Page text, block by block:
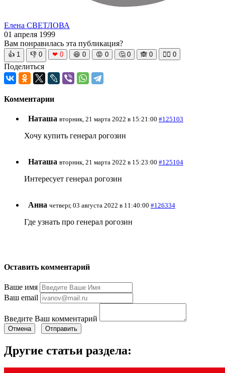
Елена СВЕТЛОВА
01 апреля 1999
Вам понравилась эта публикация?
👍 1 👎 0 ❤ 0 😆 0 😡 0 🤔 0 🙈 0 🧘‍♀️ 0
Поделиться
Комментарии
Наташа вторник, 21 марта 2022 в 15:21:00 #125103
Хочу купить генерал рогозин
Наташа вторник, 21 марта 2022 в 15:23:00 #125104
Интересует генерал рогозин
Анна четверг, 03 августа 2022 в 11:40:00 #126334
Где узнать про генерал рогозин
Оставить комментарий
Ваше имя
Ваш email
Введите Ваш комментарий
Отмена Отправить
Другие статьи раздела: